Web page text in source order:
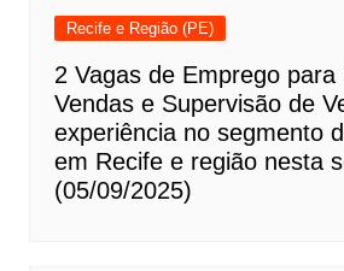
Recife e Região (PE)
2 Vagas de Emprego para
Vendas e Supervisão de
experiência no segmento
em Recife e região nesta
(05/09/2025)